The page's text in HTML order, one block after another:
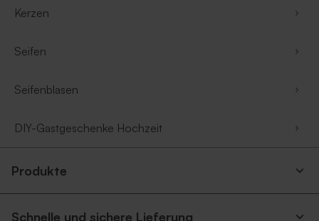
Kerzen
Seifen
Seifenblasen
DIY-Gastgeschenke Hochzeit
Produkte
Schnelle und sichere Lieferung